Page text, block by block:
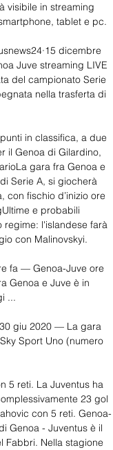
visibile in streaming
tablet e pc.
dicembre
Juve streaming LIVE
del campionato Serie
nella trasferta di
in classifica, a due
il Genoa di Gilardino,
gara fra Genoa e
Serie A, si giocherà
con fischio d’inizio ore
e probabili
regime: l'islandese farà
con Malinovskyi.
fa — Genoa-Juve ore
Genoa e Juve è in
...
30 giu 2020 — La gara
Sport Uno (numero
5 reti. La Juventus ha
23 gol
con 5 reti. Genoa-
Genoa - Juventus è il
Fabbri. Nella stagione